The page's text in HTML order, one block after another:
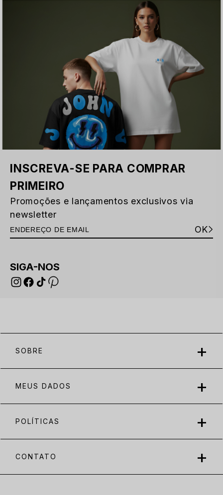
INSCREVA-SE PARA COMPRAR
PRIMEIRO
Promoções e lançamentos exclusivos via
newsletter
OK
SIGA-NOS
SOBRE
MEUS DADOS
POLÍTICAS
CONTATO